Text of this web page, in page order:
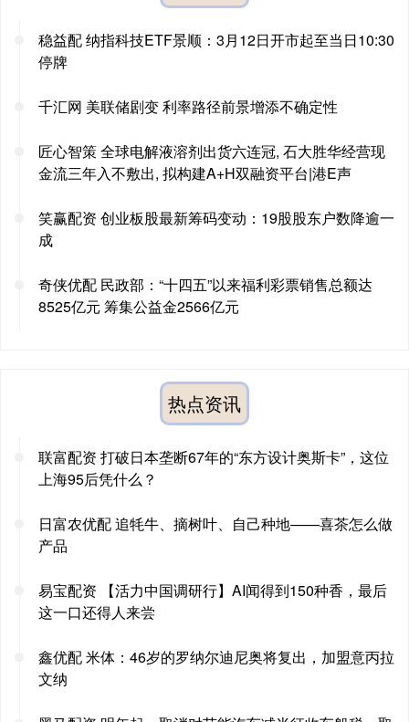
稳益配 纳指科技ETF景顺：3月12日开市起至当日10:30
停牌
千汇网 美联储剧变 利率路径前景增添不确定性
匠心智策 全球电解液溶剂出货六连冠, 石大胜华经营现
金流三年入不敷出, 拟构建A+H双融资平台|港E声
笑赢配资 创业板股最新筹码变动：19股股东户数降逾一
成
奇侠优配 民政部：“十四五”以来福利彩票销售总额达
8525亿元 筹集公益金2566亿元
热点资讯
联富配资 打破日本垄断67年的“东方设计奥斯卡”，这位
上海95后凭什么？
日富农优配 追牦牛、摘树叶、自己种地——喜茶怎么做
产品
易宝配资 【活力中国调研行】AI闻得到150种香，最后
这一口还得人来尝
鑫优配 米体：46岁的罗纳尔迪尼奥将复出，加盟意丙拉
文纳